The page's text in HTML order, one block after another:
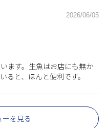
2026/06/05
ます。生魚はお店にも無か
ると、ほんと便利です。
ーを見る